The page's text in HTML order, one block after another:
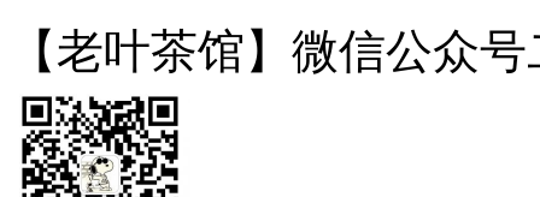
【老叶茶馆】微信公众